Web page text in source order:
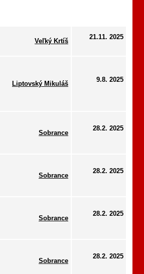
Veľký Krtíš
21.11. 2025
Liptovský Mikuláš
9.8. 2025
Sobrance
28.2. 2025
Sobrance
28.2. 2025
Sobrance
28.2. 2025
Sobrance
28.2. 2025